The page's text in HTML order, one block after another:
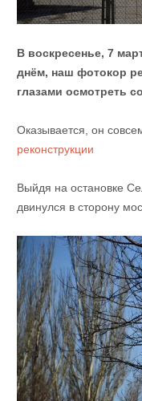
В воскресенье, 7
днём, наш фотокор
глазами осмотреть
Оказывается, он
реконструкции
Выйдя на остановке
двинулся в сторону